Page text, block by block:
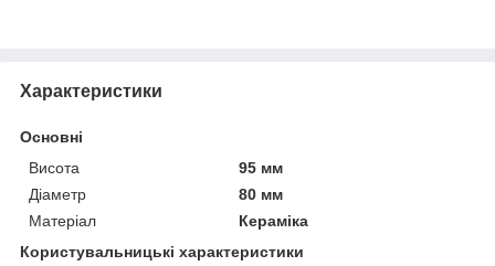
Характеристики
Основні
Висота
95 мм
Діаметр
80 мм
Матеріал
Кераміка
Користувальницькі характеристики